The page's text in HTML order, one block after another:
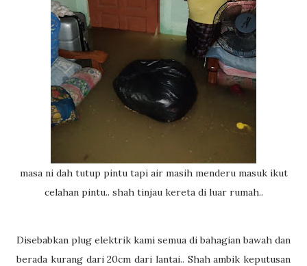
masa ni dah tutup pintu tapi air masih menderu masuk ikut
celahan pintu.. shah tinjau kereta di luar rumah..
Disebabkan plug elektrik kami semua di bahagian bawah dan
berada kurang dari 20cm dari lantai.. Shah ambik keputusan